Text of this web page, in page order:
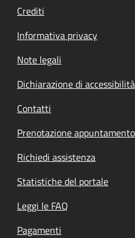
Crediti
Informativa privacy
Note legali
Dichiarazione di accessibilità
Contatti
Prenotazione appuntamento
Richiedi assistenza
Statistiche del portale
Leggi le FAQ
Pagamenti